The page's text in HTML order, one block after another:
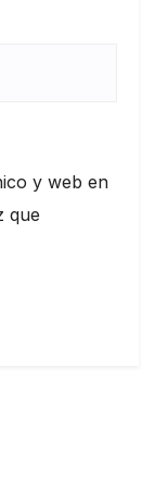
y web en
que